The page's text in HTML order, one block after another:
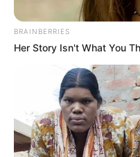
BRAINBERRIES
Her Story Isn't What You